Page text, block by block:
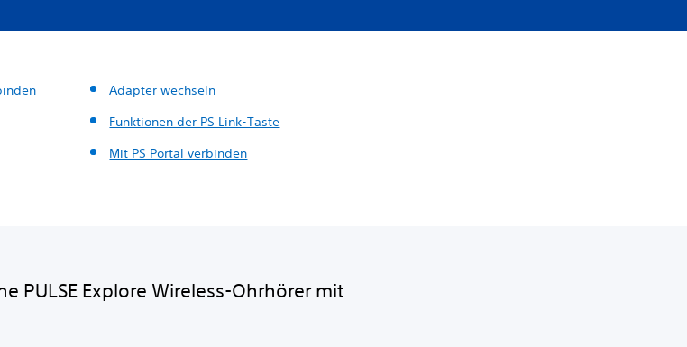
Adapter wechseln
Funktionen der PS Link-Taste
Mit PS Portal verbinden
PULSE Explore Wireless-Ohrhörer mit